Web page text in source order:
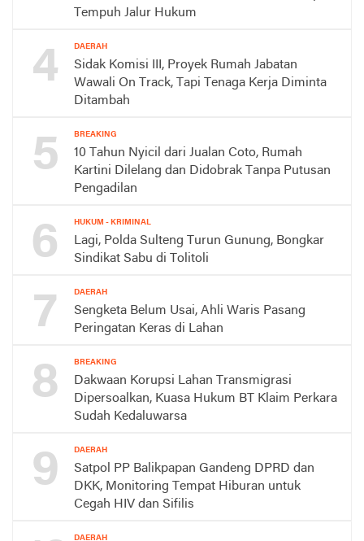
Tempuh Jalur Hukum
4 DAERAH
Sidak Komisi III, Proyek Rumah Jabatan
Wawali On Track, Tapi Tenaga Kerja Diminta
Ditambah
5 BREAKING
10 Tahun Nyicil dari Jualan Coto, Rumah
Kartini Dilelang dan Didobrak Tanpa Putusan
Pengadilan
6 HUKUM - KRIMINAL
Lagi, Polda Sulteng Turun Gunung, Bongkar
Sindikat Sabu di Tolitoli
7 DAERAH
Sengketa Belum Usai, Ahli Waris Pasang
Peringatan Keras di Lahan
8 BREAKING
Dakwaan Korupsi Lahan Transmigrasi
Dipersoalkan, Kuasa Hukum BT Klaim Perkara
Sudah Kedaluwarsa
9 DAERAH
Satpol PP Balikpapan Gandeng DPRD dan
DKK, Monitoring Tempat Hiburan untuk
Cegah HIV dan Sifilis
DAERAH